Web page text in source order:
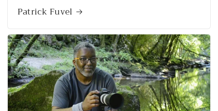
Patrick Fuvel